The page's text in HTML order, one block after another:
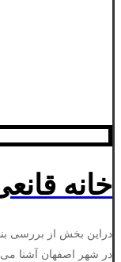
خانه
دراین بخش از بررسی
در شهر اصفهان آشنا